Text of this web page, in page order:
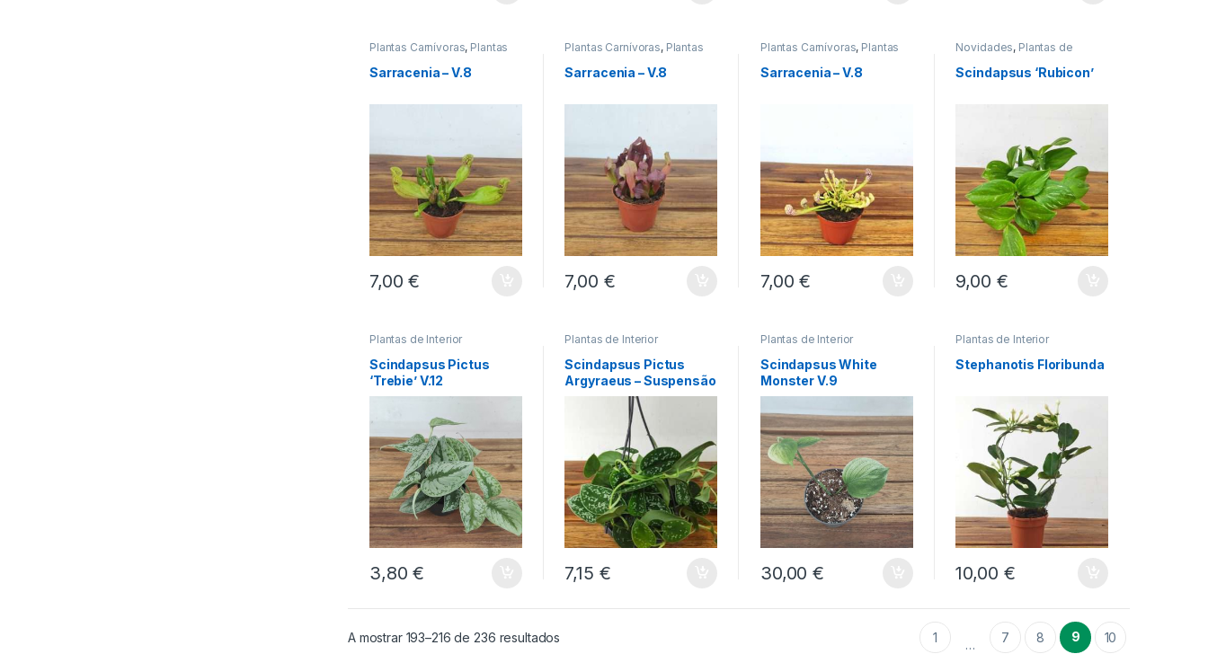
Plantas Carnívoras, Plantas
Sarracenia – V.8
7,00€
Plantas Carnívoras, Plantas
Sarracenia – V.8
7,00 €
Plantas Carnívoras, Plantas
Sarracenia – V.8
7,00€
Novidades, Plantas de
Scindapsus ‘Rubicon’
9,00 €
Plantas de Interior
Scindapsus Pictus
‘Trebie’ V.12
3,80€
Plantas de Interior
Scindapsus Pictus
Argyraeus – Suspensão
7,15 €
Plantas de Interior
Scindapsus White
Monster V.9
30,00€
Plantas de Interior
Stephanotis Floribunda
10,00 €
A mostrar 193–216 de 236 resultados 1 … 7 8 9 10